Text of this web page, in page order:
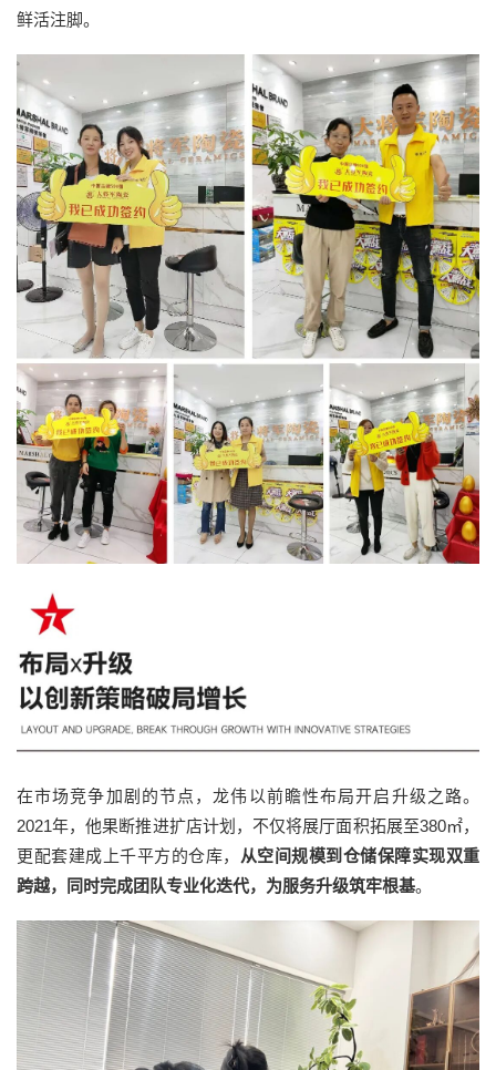
鲜活注脚。
在市场竞争加剧的节点，龙伟以前瞻性布局开启升级之路。
2021年，他果断推进扩店计划，不仅将展厅面积拓展至380㎡，
更配套建成上千平方的仓库， 从空间规模到仓储保障实现双重
跨越，同时完成团队专业化迭代，为服务升级筑牢根基。